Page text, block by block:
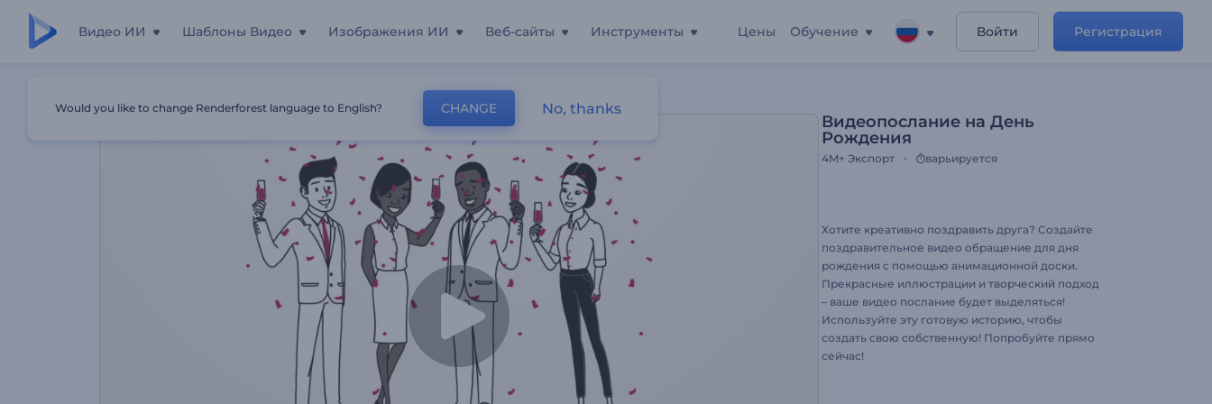
Видео ИИ Шаблоны Видео Изображения ИИ Веб-сайты Инструменты Цены Обучение Войти Регистрация
Видеопослание на День
Рождения
4M+ Экспорт варьируется
Хотите креативно поздравить друга? Создайте
поздравительное видео обращение для дня
рождения с помощью анимационной доски.
Прекрасные иллюстрации и творческий подход
– ваше видео послание будет выделяться!
Используйте эту готовую историю, чтобы
создать свою собственную! Попробуйте прямо
сейчас!
Would you like to change Renderforest language to English? CHANGE No, thanks